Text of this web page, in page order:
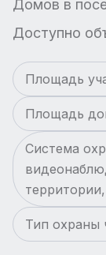
Домов в
Доступно
Площадь
Площадь
Система
Тип охраны